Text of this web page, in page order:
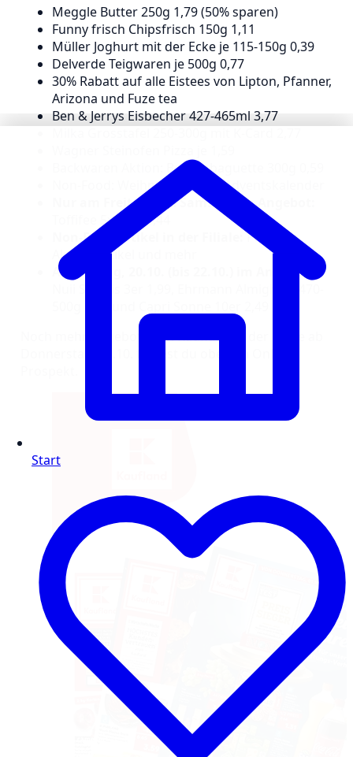
Meggle Butter 250g 1,79 (50% sparen)
Funny frisch Chipsfrisch 150g 1,11
Müller Joghurt mit der Ecke je 115-150g 0,39
Delverde Teigwaren je 500g 0,77
30% Rabatt auf alle Eistees von Lipton, Pfanner,
Arizona und Fuze tea
Ben & Jerrys Eisbecher 427-465ml 3,77
Backwaren Aktion: Bauernbaguette 300g 0,59
Non-Food: Weihnachtsdeko, Adventskalender
Nur am Freitag und Samstag im Angebot:
Toffifee 5x125g 4,44
Non-Food Artikel in der Filiale: Parkside
Aktionsartikel und mehr
Ab Montag, 20.10. (bis 22.10.) im Angebot:
Noch mehr Angebote von Kaufland in der Filiale ab
Start